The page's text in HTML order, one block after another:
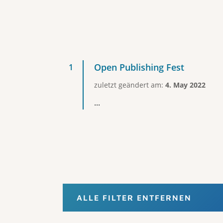
Open Publishing Fest
zuletzt geändert am: 4. May 2022
...
ALLE FILTER ENTFERNEN